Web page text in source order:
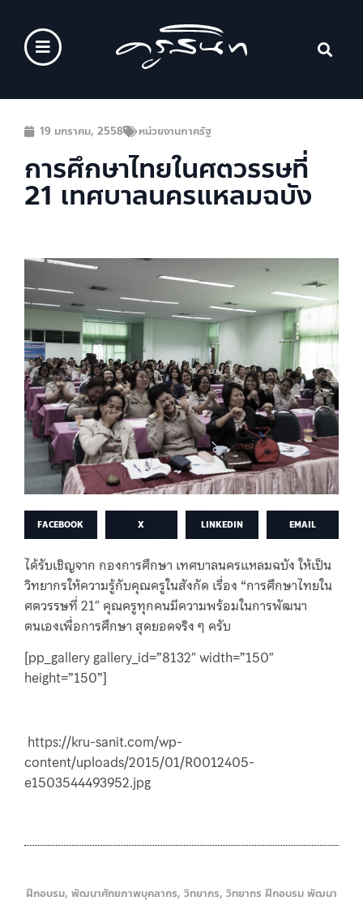
19 มกราคม, 2558 หน่วยงานภาครัฐ
การศึกษาไทยในศตวรรษที่
21 เทศบาลนครแหลมฉบัง
FACEBOOK X LINKEDIN EMAIL
ได้รับเชิญจาก กองการศึกษา เทศบาลนครแหลมฉบัง ให้เป็น
วิทยากรให้ความรู้กับคุณครูในสังกัด เรื่อง “การศึกษาไทยใน
ศตวรรษที่ 21″ คุณครูทุกคนมีความพร้อมในการพัฒนา
ตนเองเพื่อการศึกษา สุดยอดจริง ๆ ครับ
[pp_gallery gallery_id=”8132″ width=”150″
height=”150”]
https://kru-sanit.com/wp-
content/uploads/2015/01/R0012405-
e1503544493952.jpg
ฝึกอบรม, พัฒนาศักยภาพบุคลากร, วิทยากร, วิทยากร ฝึกอบรม พัฒนา